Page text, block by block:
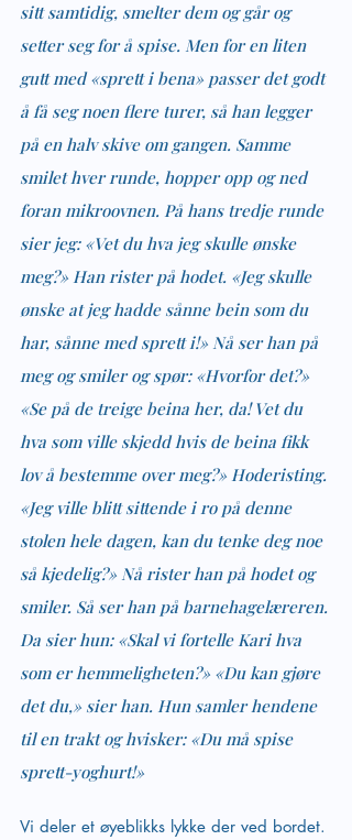
sitt samtidig, smelter dem og går og
setter seg for å spise. Men for en liten
gutt med «sprett i bena» passer det godt
å få seg noen flere turer, så han legger
på en halv skive om gangen. Samme
smilet hver runde, hopper opp og ned
foran mikroovnen. På hans tredje runde
sier jeg: «Vet du hva jeg skulle ønske
meg?» Han rister på hodet. «Jeg skulle
ønske at jeg hadde sånne bein som du
har, sånne med sprett i!» Nå ser han på
meg og smiler og spør: «Hvorfor det?»
«Se på de treige beina her, da! Vet du
hva som ville skjedd hvis de beina fikk
lov å bestemme over meg?» Hoderisting.
«Jeg ville blitt sittende i ro på denne
stolen hele dagen, kan du tenke deg noe
så kjedelig?» Nå rister han på hodet og
smiler. Så ser han på barnehagelæreren.
Da sier hun: «Skal vi fortelle Kari hva
som er hemmeligheten?» «Du kan gjøre
det du,» sier han. Hun samler hendene
til en trakt og hvisker: «Du må spise
sprett-yoghurt!»
Vi deler et øyeblikks lykke der ved bordet.